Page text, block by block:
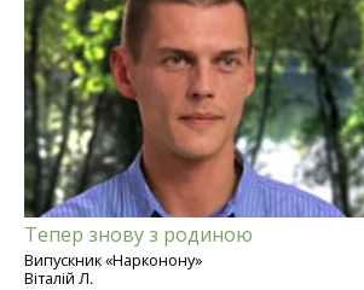
Тепер знову з родиною
Випускник «Нарконону»
Віталій Л.